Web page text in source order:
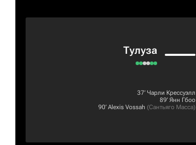
Тулуза
37‎’‎ Чарли Крессуэлл
89‎’‎ Янн Гбоо
90‎’‎ Alexis Vossah (Сантьяго Масса)